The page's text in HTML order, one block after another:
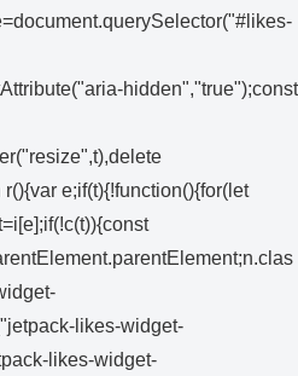
hidden","true");const
e;if(t){!function(){for(let
likes-widget-
likes-widget-